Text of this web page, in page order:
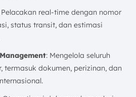
Pelacakan real-time dengan nomor
status transit, dan estimasi
: Mengelola seluruh
termasuk dokumen, perizinan, dan